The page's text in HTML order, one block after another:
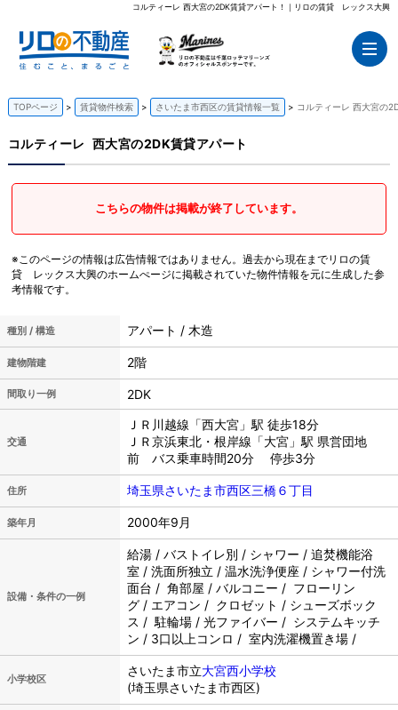
コルティーレ 西大宮の2DK賃貸アパート！｜リロの賃貸 レックス大興
TOPページ 賃貸物件検索 さいたま市西区の賃貸情報一覧 コルティーレ 西大宮の
コルティーレ 西大宮の2DK賃貸アパート
こちらの物件は掲載が終了しています。
※このページの情報は広告情報ではありません。過去から現在までリロの賃
貸 レックス大興のホームぺージに掲載されていた物件情報を元に生成した参
考情報です。
種別 / 構造 アパート / 木造
建物階建 2階
間取り一例 2DK
交通
ＪＲ川越線「西大宮」駅 徒歩18分
ＪＲ京浜東北・根岸線「大宮」駅 県営団地
前 バス乗車時間20分 停歩3分
住所 埼玉県さいたま市西区三橋６丁目
築年月 2000年9月
設備・条件の一例
給湯 / バストイレ別 / シャワー / 追焚機能浴
室 / 洗面所独立 / 温水洗浄便座 / シャワー付洗
面台 / 角部屋 / バルコニー / フローリン
グ / エアコン / クロゼット / シューズボック
ス / 駐輪場 / 光ファイバー / システムキッチ
ン / 3口以上コンロ / 室内洗濯機置き場 /
小学校区
さいたま市立大宮西小学校
(埼玉県さいたま市西区)